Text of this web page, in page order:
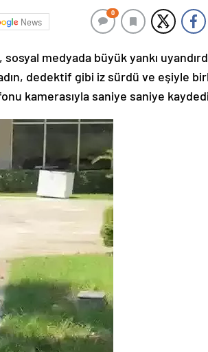
News
0
medyada büyük yankı
dedektif gibi iz sürdü ve eşiyle
kamerasıyla saniye saniye